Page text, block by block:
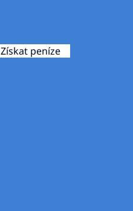
Získat peníze